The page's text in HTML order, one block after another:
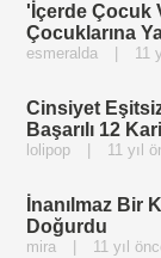
'İçerde Çocuk
Çocuklarına
esmeralda 11
Cinsiyet
Başarılı 12
lolipop 11 yıl
İnanılmaz Bir
Doğurdu
mira 11 yıl